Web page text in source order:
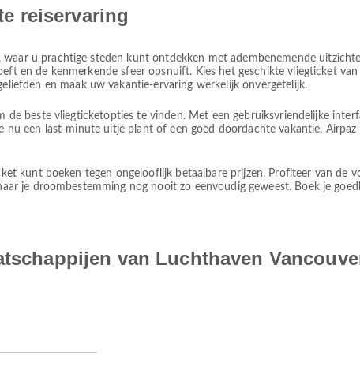
reiservaring
u prachtige steden kunt ontdekken met adembenemende
en de kenmerkende sfeer opsnuift. Kies het geschikte vliegticket
en maak uw vakantie-ervaring werkelijk onvergetelijk.
beste vliegticketopties te vinden. Met een gebruiksvriendelijke
een last-minute uitje plant of een goed doordachte vakantie, Airpaz
kunt boeken tegen ongelooflijk betaalbare prijzen. Profiteer van de
je droombestemming nog nooit zo eenvoudig geweest. Boek je
van Luchthaven